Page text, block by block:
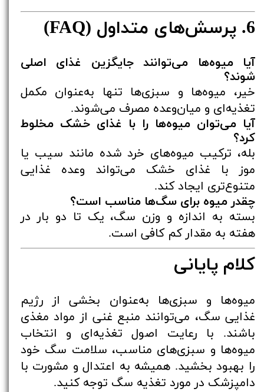
6. پرسش‌های متداول (FAQ)
آیا میوه‌ها می‌توانند جایگزین غذای اصلی
شوند؟
خیر، میوه‌ها و سبزی‌ها تنها به‌عنوان مکمل
تغذیه‌ای و میان‌وعده مصرف می‌شوند.
آیا می‌توان میوه‌ها را با غذای خشک مخلوط
کرد؟
بله، ترکیب میوه‌های خرد شده مانند سیب یا
موز با غذای خشک می‌تواند وعده غذایی
متنوع‌تری ایجاد کند.
چقدر میوه برای سگ‌ها مناسب است؟
بسته به اندازه و وزن سگ، یک تا دو بار در
هفته به مقدار کم کافی است.
کلام پایانی
میوه‌ها و سبزی‌ها به‌عنوان بخشی از رژیم
غذایی سگ، می‌توانند منبع غنی از مواد مغذی
باشند. با رعایت اصول تغذیه‌ای و انتخاب
میوه‌ها و سبزی‌های مناسب، سلامت سگ خود
را بهبود بخشید. همیشه به اعتدال و مشورت با
دامپزشک در مورد تغذیه سگ توجه کنید.